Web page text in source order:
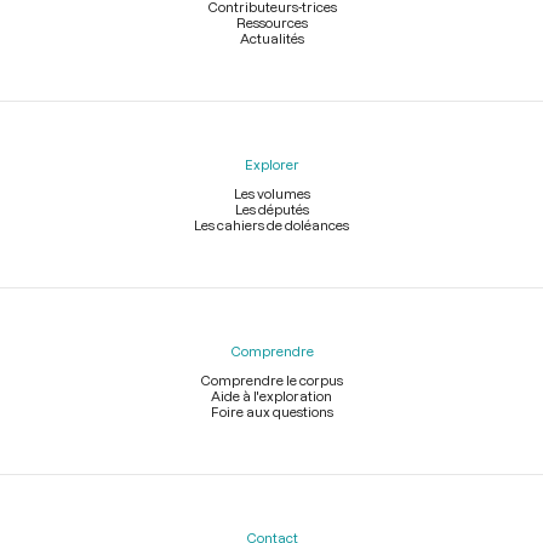
Contributeurs-trices
Ressources
Actualités
Explorer
Les volumes
Les députés
Les cahiers de doléances
Comprendre
Comprendre le corpus
Aide à l'exploration
Foire aux questions
Contact